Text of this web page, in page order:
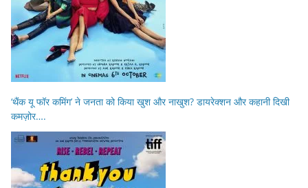
‘थैंक यू फॉर कमिंग’ ने जनता को किया खुश और नाखुश? डायरेक्शन और कहानी दिखी
कमज़ोर….